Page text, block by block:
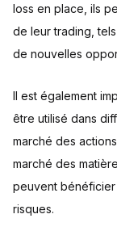
loss en place, ils
de leur trading,
de nouvelles
Il est également
être utilisé dans
marché des
marché des
peuvent
risques.